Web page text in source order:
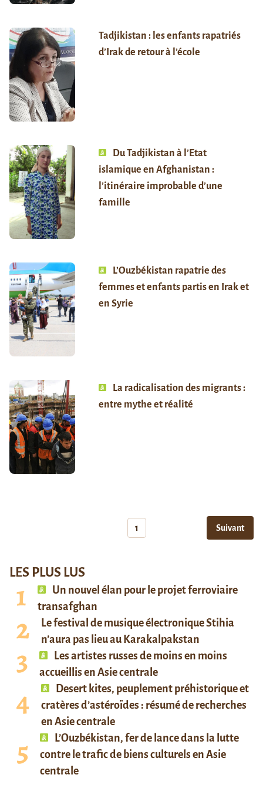
Tadjikistan : les enfants rapatriés
d’Irak de retour à l’école
Du Tadjikistan à l’Etat
islamique en Afghanistan :
l’itinéraire improbable d’une
famille
L’Ouzbékistan rapatrie des
femmes et enfants partis en Irak et
en Syrie
La radicalisation des migrants :
entre mythe et réalité
1 Suivant
LES PLUS LUS
Un nouvel élan pour le projet ferroviaire
transafghan
Le festival de musique électronique Stihia
n’aura pas lieu au Karakalpakstan
Les artistes russes de moins en moins
accueillis en Asie centrale
Desert kites, peuplement préhistorique et
cratères d’astéroïdes : résumé de recherches
en Asie centrale
L’Ouzbékistan, fer de lance dans la lutte
contre le trafic de biens culturels en Asie
centrale